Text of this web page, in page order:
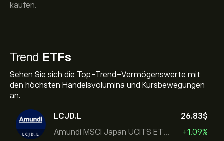
Trend ETFs
Sehen Sie sich die Top-Trend-Vermögenswerte mit
den höchsten Handelsvolumina und Kursbewegungen
an.
LCJD.L
Amundi MSCI Japan UCITS ETF Acc
26.83‎$‎
+1.09%
kaufen.